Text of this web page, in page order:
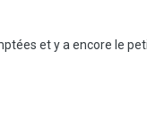
et y a encore le